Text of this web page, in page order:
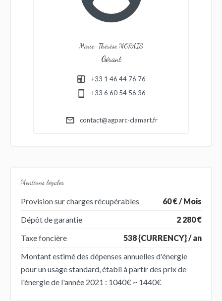
Marie-Thérèse MORAIS
Gérant
+33 1 46 44 76 76
+33 6 60 54 56 36
contact@agparc-clamart.fr
Mentions légales
Provision sur charges récupérables
60 € / Mois
Dépôt de garantie
2 280 €
Taxe foncière
538 {CURRENCY} / an
Montant estimé des dépenses annuelles d'énergie
pour un usage standard, établi à partir des prix de
l'énergie de l'année 2021 : 1040€ ~ 1440€